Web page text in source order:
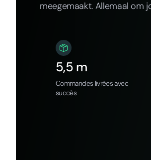
meegemaakt. Allemaal om
5,5 m
Commandes livrées avec
succès